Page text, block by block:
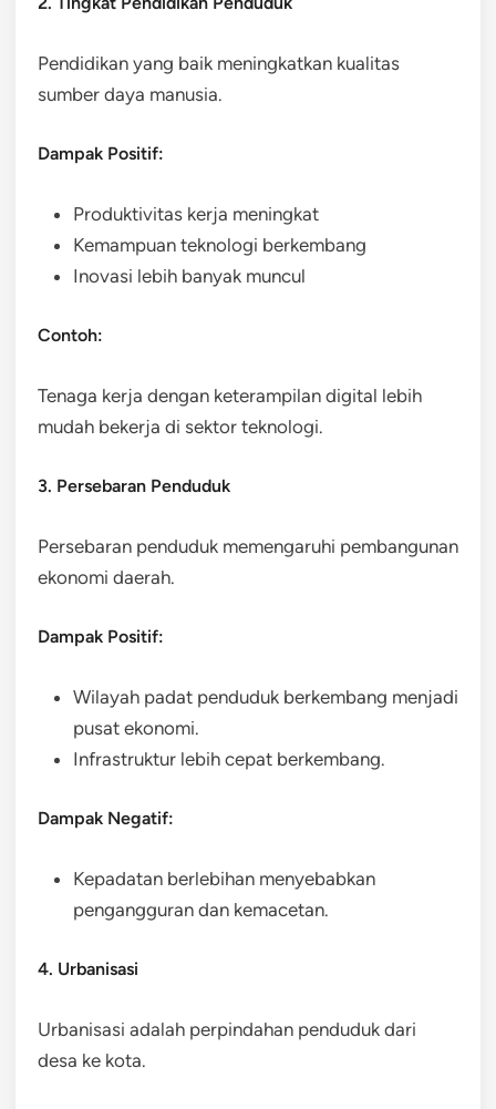
Pendidikan yang baik meningkatkan kualitas
sumber daya manusia.
Dampak Positif:
Produktivitas kerja meningkat
Kemampuan teknologi berkembang
Inovasi lebih banyak muncul
Contoh:
Tenaga kerja dengan keterampilan digital lebih
mudah bekerja di sektor teknologi.
3. Persebaran Penduduk
Persebaran penduduk memengaruhi pembangunan
ekonomi daerah.
Dampak Positif:
Wilayah padat penduduk berkembang menjadi
pusat ekonomi.
Infrastruktur lebih cepat berkembang.
Dampak Negatif:
Kepadatan berlebihan menyebabkan
pengangguran dan kemacetan.
4. Urbanisasi
Urbanisasi adalah perpindahan penduduk dari
desa ke kota.